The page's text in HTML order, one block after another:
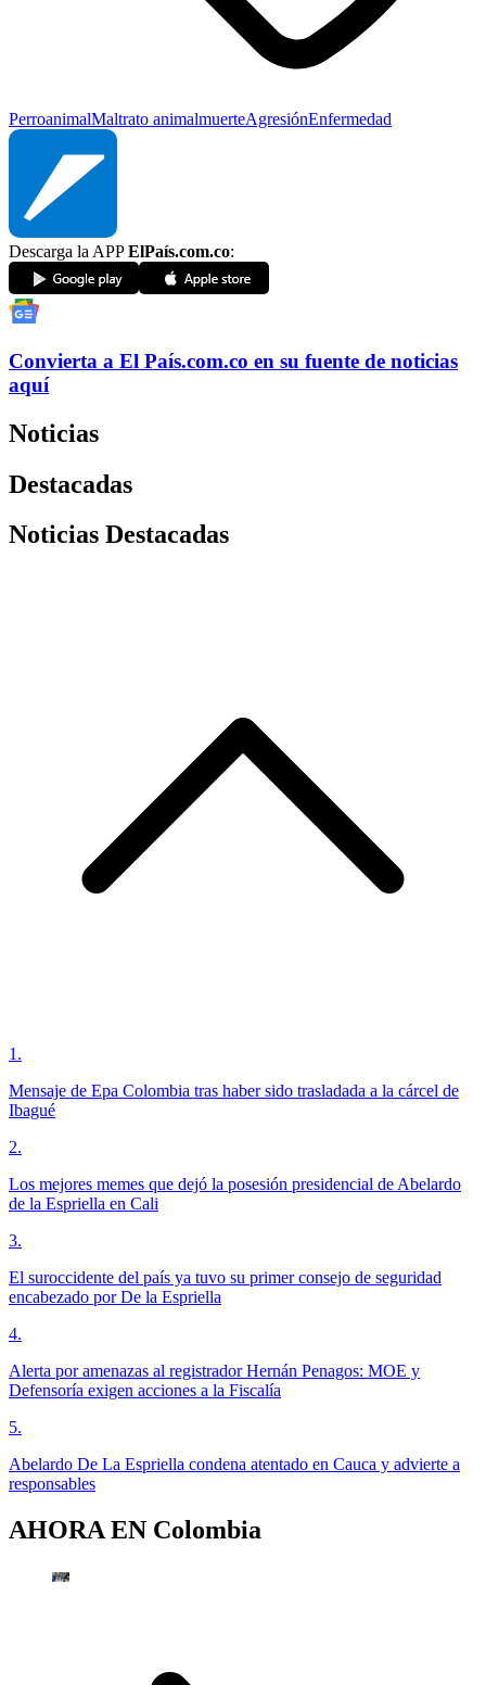
PerroanimalMaltrato animalmuerteAgresiónEnfermedad
Descarga la APPElPaís.com.co:
Convierta a El País.com.co en su fuente de noticias
aquí
Noticias
Destacadas
Noticias Destacadas
1 .
Mensaje de Epa Colombia tras haber sido trasladada a la cárcel de
Ibagué
2.
Los mejores memes que dejó la posesión presidencial de Abelardo
de la Espriella en Cali
3.
El suroccidente del país ya tuvo su primer consejo de seguridad
encabezado por De la Espriella
4.
Alerta por amenazas al registrador Hernán Penagos: MOE y
Defensoría exigen acciones a la Fiscalía
5.
Abelardo De La Espriella condena atentado en Cauca y advierte a
responsables
AHORA EN Colombia